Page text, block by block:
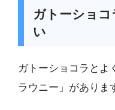
ガトーショ
い
ガトーショコラとよ
ラウニー」がありま